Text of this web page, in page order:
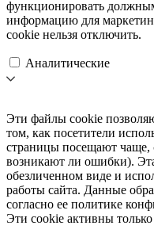
функционировать
информацию для
cookie нельзя отключить.
Аналитические
Эти файлы cookie
том, как посетители
страницы посещают чаще,
возникают ли ошибки).
обезличенном виде и
работы сайта. Данные
согласно ее политике
Эти cookie активны только